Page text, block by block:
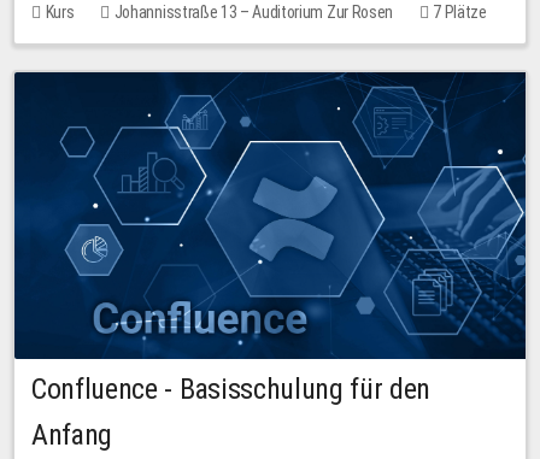
Kurs Johannisstraße 13 – Auditorium Zur Rosen
7 Plätze
10,00 EUR
Confluence - Basisschulung für den
Anfang